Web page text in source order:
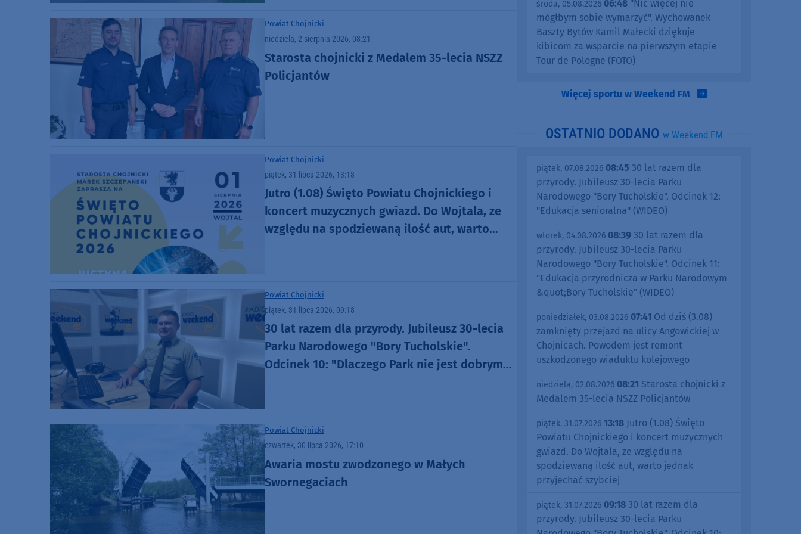
Powiat Chojnicki
niedziela, 2 sierpnia 2026, 08:21
Starosta chojnicki z Medalem 35-lecia NSZZ
Policjantów
Powiat Chojnicki
piątek, 31 lipca 2026, 13:18
Jutro (1.08) Święto Powiatu Chojnickiego i
koncert muzycznych gwiazd. Do Wojtala, ze
względu na spodziewaną ilość aut, warto
Powiat Chojnicki
piątek, 31 lipca 2026, 09:18
30 lat razem dla przyrody. Jubileusz 30-lecia
Parku Narodowego "Bory Tucholskie".
Odcinek 10: "Dlaczego Park nie jest dobrym
Powiat Chojnicki
czwartek, 30 lipca 2026, 17:10
Awaria mostu zwodzonego w Małych
Swornegaciach
środa, 05.08.2026 06:48 "Nic więcej nie
mógłbym sobie wymarzyć". Wychowanek
Baszty Bytów Kamil Małecki dziękuje
kibicom za wsparcie na pierwszym etapie
Tour de Pologne (FOTO)
Więcej sportu w Weekend FM
OSTATNIO DODANO w Weekend FM
piątek, 07.08.2026 08:45 30 lat razem dla
przyrody. Jubileusz 30-lecia Parku
Narodowego "Bory Tucholskie". Odcinek 12:
"Edukacja senioralna" (WIDEO)
wtorek, 04.08.2026 08:39 30 lat razem dla
przyrody. Jubileusz 30-lecia Parku
Narodowego "Bory Tucholskie". Odcinek 11:
"Edukacja przyrodnicza w Parku Narodowym
&quot;Bory Tucholskie" (WIDEO)
poniedziałek, 03.08.2026 07:41 Od dziś (3.08)
zamknięty przejazd na ulicy Angowickiej w
Chojnicach. Powodem jest remont
uszkodzonego wiaduktu kolejowego
niedziela, 02.08.2026 08:21 Starosta chojnicki z
Medalem 35-lecia NSZZ Policjantów
piątek, 31.07.2026 13:18 Jutro (1.08) Święto
Powiatu Chojnickiego i koncert muzycznych
gwiazd. Do Wojtala, ze względu na
spodziewaną ilość aut, warto jednak
przyjechać szybciej
piątek, 31.07.2026 09:18 30 lat razem dla
przyrody. Jubileusz 30-lecia Parku